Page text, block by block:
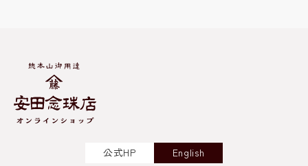
公式HP English